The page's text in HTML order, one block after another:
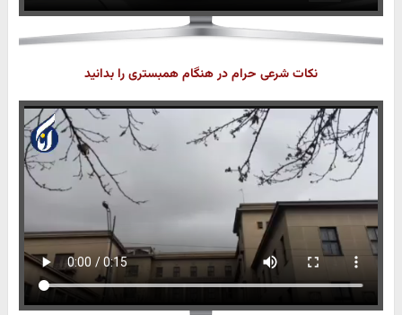
نکات شرعی حرام در هنگام همبستری را بدانید